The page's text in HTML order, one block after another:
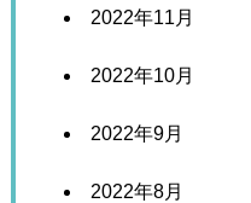
2022年11月
2022年10月
2022年9月
2022年8月